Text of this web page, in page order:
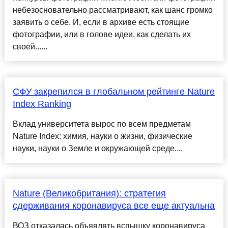
небезосновательно рассматривают, как шанс громко
заявить о себе. И, если в архиве есть стоящие
фотографии, или в голове идеи, как сделать их
своей......
СФУ закрепился в глобальном рейтинге Nature
Index Ranking
Вклад университета вырос по всем предметам
Nature Index: химия, науки о жизни, физические
науки, науки о Земле и окружающей среде....
Nature (Великобритания): стратегия
сдерживания коронавируса все еще актуальна
ВОЗ отказалась объявлять вспышку коронавируса